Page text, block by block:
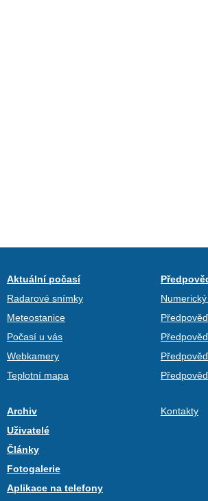
Aktuální počasí
Radarové snímky
Meteostanice
Počasí u vás
Webkamery
Teplotní mapa
Archiv
Uživatelé
Články
Fotogalerie
Aplikace na telefony
Kontakty